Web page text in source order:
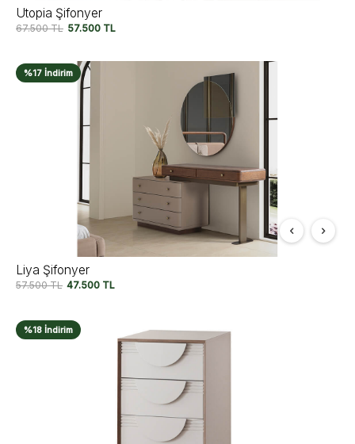
Utopia Şifonyer
67.500TL 57.500 TL
%17 İndirim
Liya Şifonyer
57.500TL 47.500 TL
%18 İndirim